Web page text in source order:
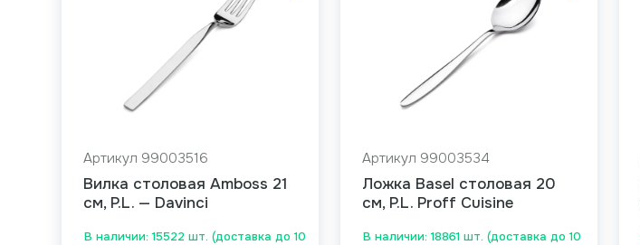
В наличии: 15522 шт. (доставка до 10
Артикул 99003516
Вилка столовая Amboss 21
см, P.L. — Davinci
В наличии: 18861 шт. (доставка до 10
Артикул 99003534
Ложка Basel столовая 20
см, P.L. Proff Cuisine